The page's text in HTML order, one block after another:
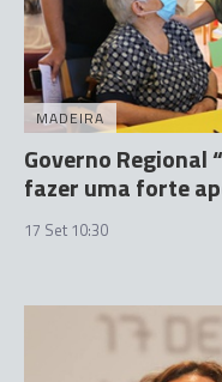
MADEIRA
Governo
fazer uma forte
17 Set 10:30